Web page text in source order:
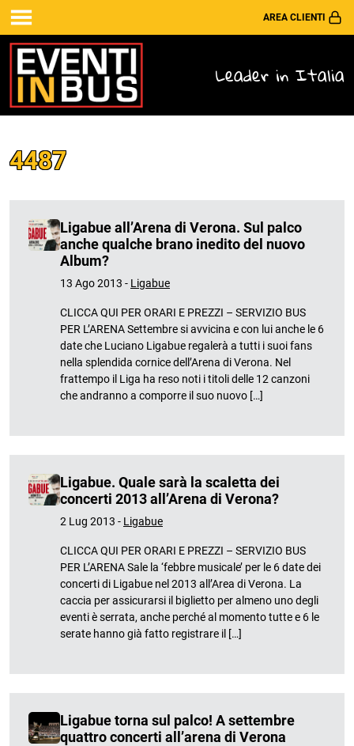
AREA CLIENTI
Leader in Italia
4487
Ligabue all’Arena di Verona. Sul palco
anche qualche brano inedito del nuovo
Album?
13 Ago 2013 - Ligabue
CLICCA QUI PER ORARI E PREZZI – SERVIZIO BUS
PER L’ARENA Settembre si avvicina e con lui anche le 6
date che Luciano Ligabue regalerà a tutti i suoi fans
nella splendida cornice dell’Arena di Verona. Nel
frattempo il Liga ha reso noti i titoli delle 12 canzoni
che andranno a comporre il suo nuovo […]
Ligabue. Quale sarà la scaletta dei
concerti 2013 all’Arena di Verona?
2 Lug 2013 - Ligabue
CLICCA QUI PER ORARI E PREZZI – SERVIZIO BUS
PER L’ARENA Sale la ‘febbre musicale’ per le 6 date dei
concerti di Ligabue nel 2013 all’Area di Verona. La
caccia per assicurarsi il biglietto per almeno uno degli
eventi è serrata, anche perché al momento tutte e 6 le
serate hanno già fatto registrare il […]
Ligabue torna sul palco! A settembre
quattro concerti all’arena di Verona